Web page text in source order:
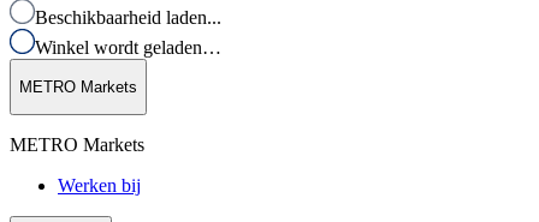
Beschikbaarheid laden...
Winkel wordt geladen…
METRO Markets
METRO Markets
Werken bij